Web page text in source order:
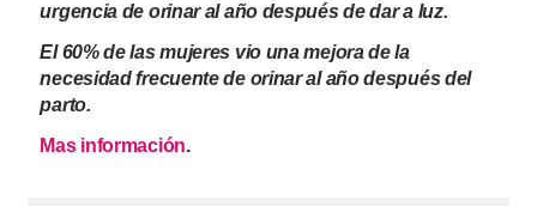
urgencia de orinar al año después de dar a luz.
El 60% de las mujeres vio una mejora de la
necesidad frecuente de orinar al año después del
parto.
Mas información.